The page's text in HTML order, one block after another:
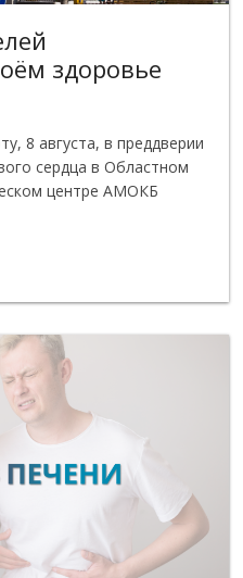
здоровье
8 августа, в преддверии
сердца в Областном
центре АМОКБ